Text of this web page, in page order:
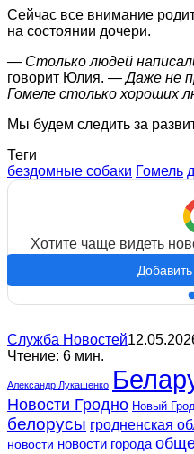
Сейчас все внимание
на состоянии дочери.
— Столько людей
говорит Юлия. — Даже не
Гомеле столько хороших
Мы будем следить за
Теги
бездомные собаки Гомель
Хотите чаще видеть
Служба Новостей
Чтение: 6 мин.
Александр Лукашенко
Новости Гродно Новый
белорусы гродненская
новости новости города